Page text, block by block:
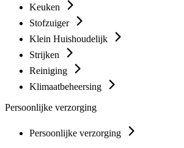
Keuken
Stofzuiger
Klein Huishoudelijk
Strijken
Reiniging
Klimaatbeheersing
Persoonlijke verzorging
Persoonlijke verzorging